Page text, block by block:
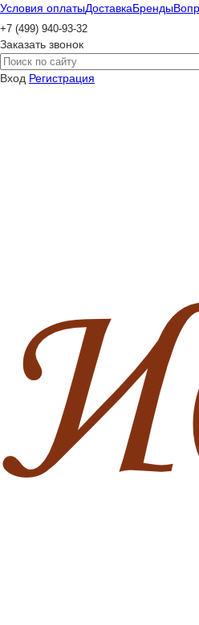
Условия оплатыДоставкаБренды
+7 (499) 940-93-32
Заказать звонок
Вход Регистрация